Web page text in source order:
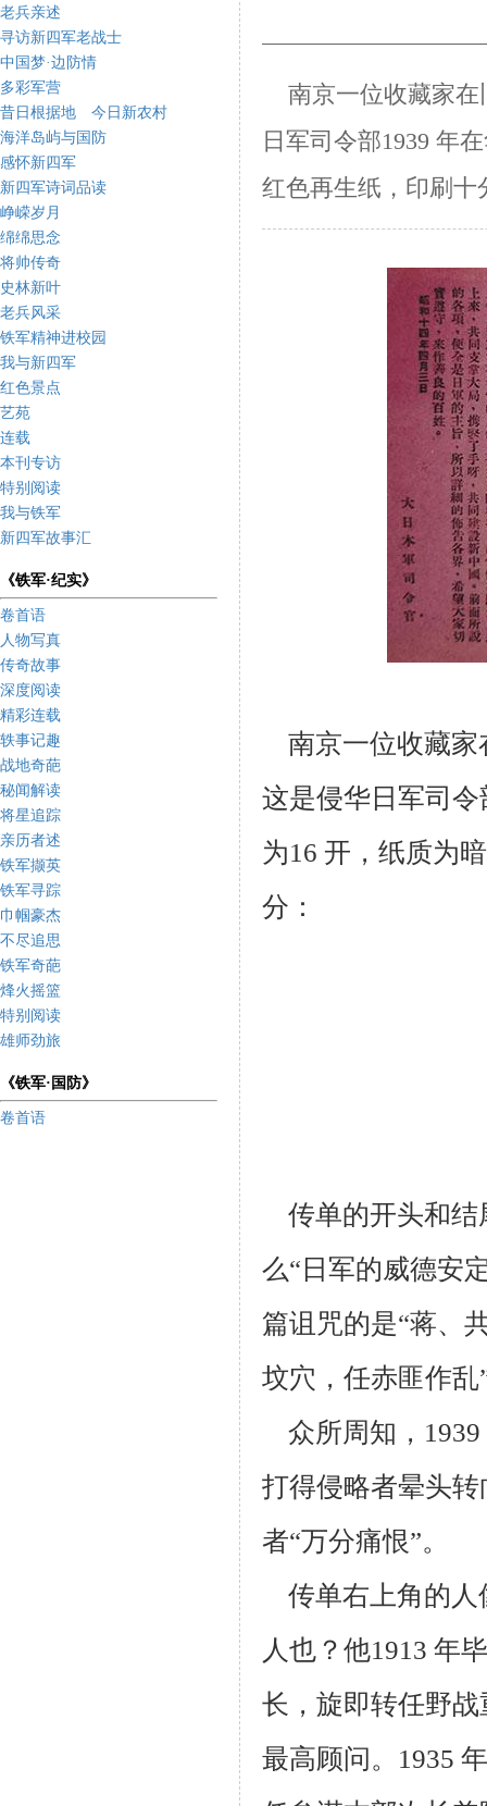
老兵亲述
寻访新四军老战士
中国梦·边防情
多彩军营
昔日根据地 今日新农村
海洋岛屿与国防
感怀新四军
新四军诗词品读
峥嵘岁月
绵绵思念
将帅传奇
史林新叶
老兵风采
铁军精神进校园
我与新四军
红色景点
艺苑
连载
本刊专访
特别阅读
我与铁军
新四军故事汇
《铁军·纪实》
卷首语
人物写真
传奇故事
深度阅读
精彩连载
轶事记趣
战地奇葩
秘闻解读
将星追踪
亲历者述
铁军撷英
铁军寻踪
巾帼豪杰
不尽追思
铁军奇葩
烽火摇篮
特别阅读
雄师劲旅
《铁军·国防》
卷首语
南京一位收藏家在
日军司令部1939 年
红色再生纸，印刷十
南京一位收藏家
这是侵华日军司
为16 开，纸质为
分：
传单的开头和结
么“日军的威德安
篇诅咒的是“蒋、
坟穴，任赤匪作乱
众所周知，1939
打得侵略者晕头
者“万分痛恨”。
传单右上角的人
人也？他1913 年
长，旋即转任野战
最高顾问。1935